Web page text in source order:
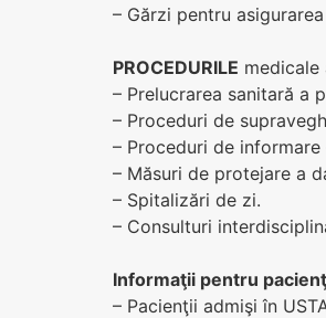
– Gărzi pentru
PROCEDURILE medicale
– Prelucrarea sanitară a
– Proceduri de
– Proceduri de informare
– Măsuri de protejare a
– Spitalizări de zi.
– Consulturi
Informaţii pentru
– Pacienţii admişi în